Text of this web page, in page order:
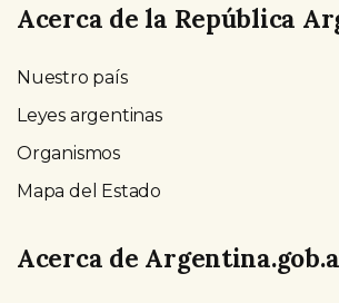
Acerca de la República
Nuestro país
Leyes argentinas
Organismos
Mapa del Estado
Acerca de